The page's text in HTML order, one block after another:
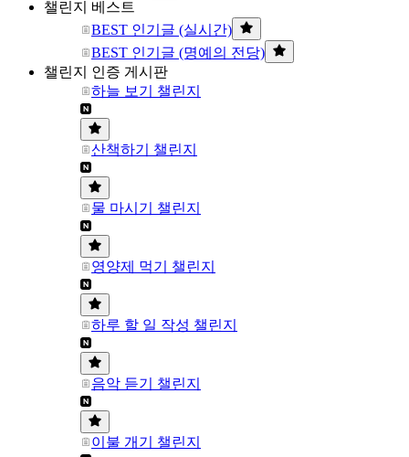
챌린지 베스트
BEST 인기글 (실시간)
BEST 인기글 (명예의 전당)
챌린지 인증 게시판
하늘 보기 챌린지
산책하기 챌린지
물 마시기 챌린지
영양제 먹기 챌린지
하루 할 일 작성 챌린지
음악 듣기 챌린지
이불 개기 챌린지